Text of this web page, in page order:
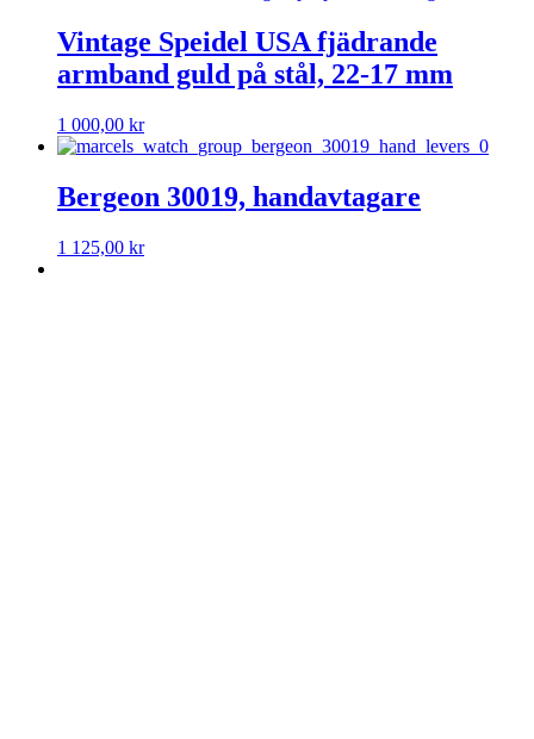
Vintage Speidel USA fjädrande
armband guld på stål, 22-17 mm
1 000,00 kr
Bergeon 30019, handavtagare
1 125,00 kr